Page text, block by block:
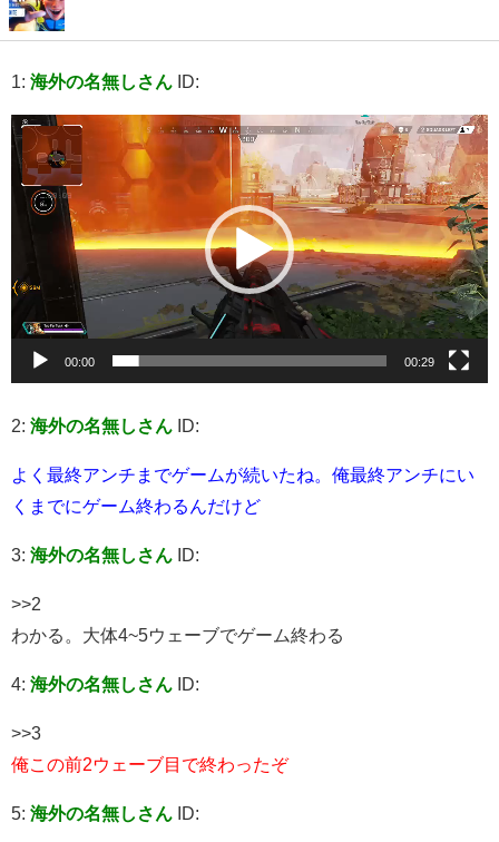
1: 海外の名無しさん ID:
動
画
プ
ヤ
00:00 00:29
2: 海外の名無しさん ID:
よく最終アンチまでゲームが続いたね。俺最終アンチにい
くまでにゲーム終わるんだけど
3: 海外の名無しさん ID:
>>2
わかる。大体4~5ウェーブでゲーム終わる
4: 海外の名無しさん ID:
>>3
俺この前2ウェーブ目で終わったぞ
5: 海外の名無しさん ID: